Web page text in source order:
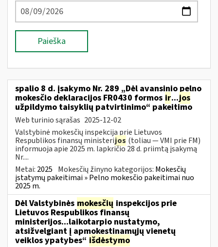
Paieška
spalio 8 d. įsakymo Nr. 289 „Dėl avansinio pelno
mokesčio deklaracijos FR0430 formos ir...jos
užpildymo taisyklių patvirtinimo“ pakeitimo
Web turinio sąrašas 2025-12-02
Valstybinė mokesčių inspekcija prie Lietuvos
Respublikos finansų ministerijos (toliau — VMI prie FM)
informuoja apie 2025 m. lapkričio 28 d. priimtą įsakymą
Nr....
Metai: 2025 Mokesčių žinyno kategorijos: Mokesčių
įstatymų pakeitimai » Pelno mokesčio pakeitimai nuo
2025 m.
Dėl Valstybinės mokesčių inspekcijos prie
Lietuvos Respublikos finansų
ministerijos...laikotarpio nustatymo,
atsižvelgiant į apmokestinamųjų vienetų
veiklos ypatybes“ išdėstymo